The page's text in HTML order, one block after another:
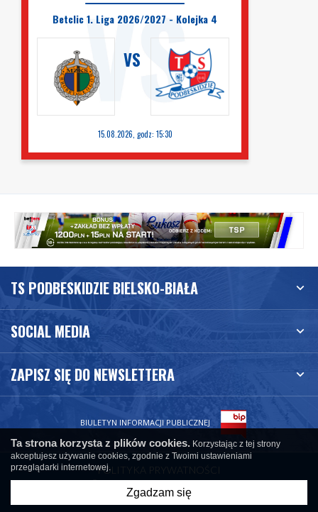
Betclic 1. Liga 2026/2027 - Kolejka 4
VS
15.08.2026, godz: 15:30
TS PODBESKIDZIE BIELSKO-BIAŁA
SOCIAL MEDIA
ZAPISZ SIĘ DO NEWSLETTERA
BIULETYN INFORMACJI PUBLICZNEJ
POLITYKA PRYWATNOŚCI
Copyright © TS PODBESKIDZIE BIELSKO-BIAŁA
created by
undicom.pl
Ta strona korzysta z plików cookies. Korzystając z tej strony
akceptujesz używanie cookies, zgodnie z Twoimi ustawieniami
przeglądarki internetowej.
Zgadzam się